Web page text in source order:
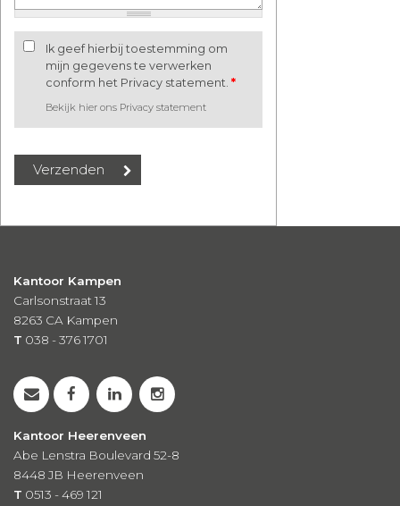
Ik geef hierbij toestemming om
mijn gegevens te verwerken
conform het Privacy statement. *
Bekijk hier ons Privacy statement
Kantoor Kampen
Carlsonstraat 13
8263 CA Kampen
T 038 - 376 1701
Kantoor Heerenveen
Abe Lenstra Boulevard 52-8
8448 JB Heerenveen
T 0513 - 469 121